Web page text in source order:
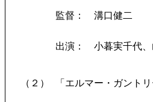
監督： 溝口健二
出演： 小暮実千代、
（２） 「エルマー・ガン